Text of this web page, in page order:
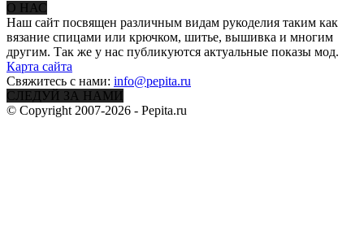
О НАС
Наш сайт посвящен различным видам рукоделия таким как
вязание спицами или крючком, шитье, вышивка и многим
другим. Так же у нас публикуются актуальные показы мод.
Карта сайта
Свяжитесь с нами: info@pepita.ru
СЛЕДУЙ ЗА НАМИ
© Copyright 2007-2026 - Pepita.ru